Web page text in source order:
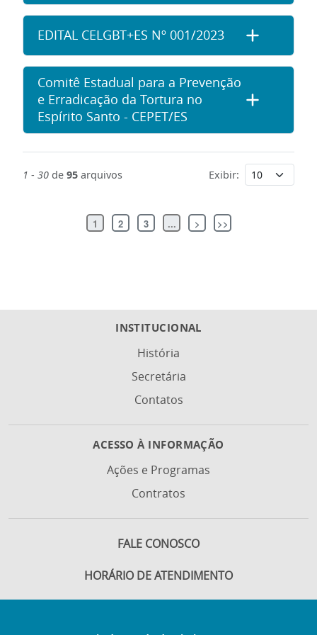
EDITAL CELGBT+ES Nº 001/2023
Comitê Estadual para a Prevenção
e Erradicação da Tortura no
Espírito Santo - CEPET/ES
1 - 30 de 95 arquivos Exibir:
1 2 3 ... > >>
INSTITUCIONAL
História
Secretária
Contatos
ACESSO À INFORMAÇÃO
Ações e Programas
Contratos
FALE CONOSCO
HORÁRIO DE ATENDIMENTO